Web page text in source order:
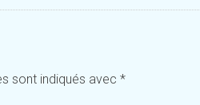
sont indiqués avec *